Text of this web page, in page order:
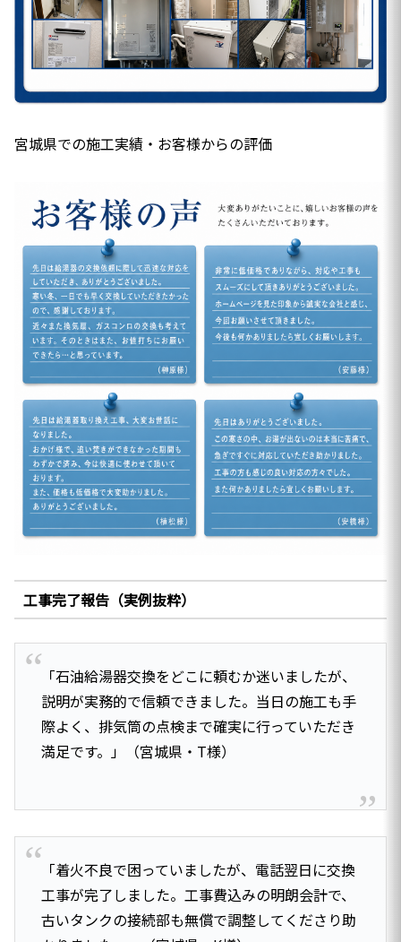
宮城県での施工実績・お客様からの評価
工事完了報告（実例抜粋）
「石油給湯器交換をどこに頼むか迷いましたが、
説明が実務的で信頼できました。当日の施工も手
際よく、排気筒の点検まで確実に行っていただき
満足です。」（宮城県・T様）
「着火不良で困っていましたが、電話翌日に交換
工事が完了しました。工事費込みの明朗会計で、
古いタンクの接続部も無償で調整してくださり助